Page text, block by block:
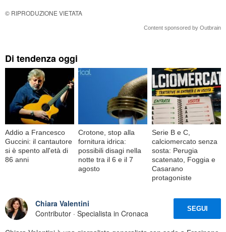
© RIPRODUZIONE VIETATA
Content sponsored by Outbrain
Di tendenza oggi
Addio a Francesco
Guccini: il cantautore
si è spento all'età di
86 anni
Crotone, stop alla
fornitura idrica:
possibili disagi nella
notte tra il 6 e il 7
agosto
Serie B e C,
calciomercato senza
sosta: Perugia
scatenato, Foggia e
Casarano
protagoniste
Chiara Valentini
Contributor · Specialista in Cronaca
SEGUI